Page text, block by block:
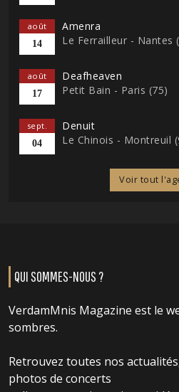
août
14
Amenra
Le Ferrailleur - Nantes
août
17
Deafheaven
Petit Bain - Paris (75)
sept.
04
Denuit
Le Chinois - Montreuil
Voir tout
QUI SOMMES-NOUS ?
VerdamMnis Magazine est le
sombres.
Retrouvez toutes nos
photos de concerts